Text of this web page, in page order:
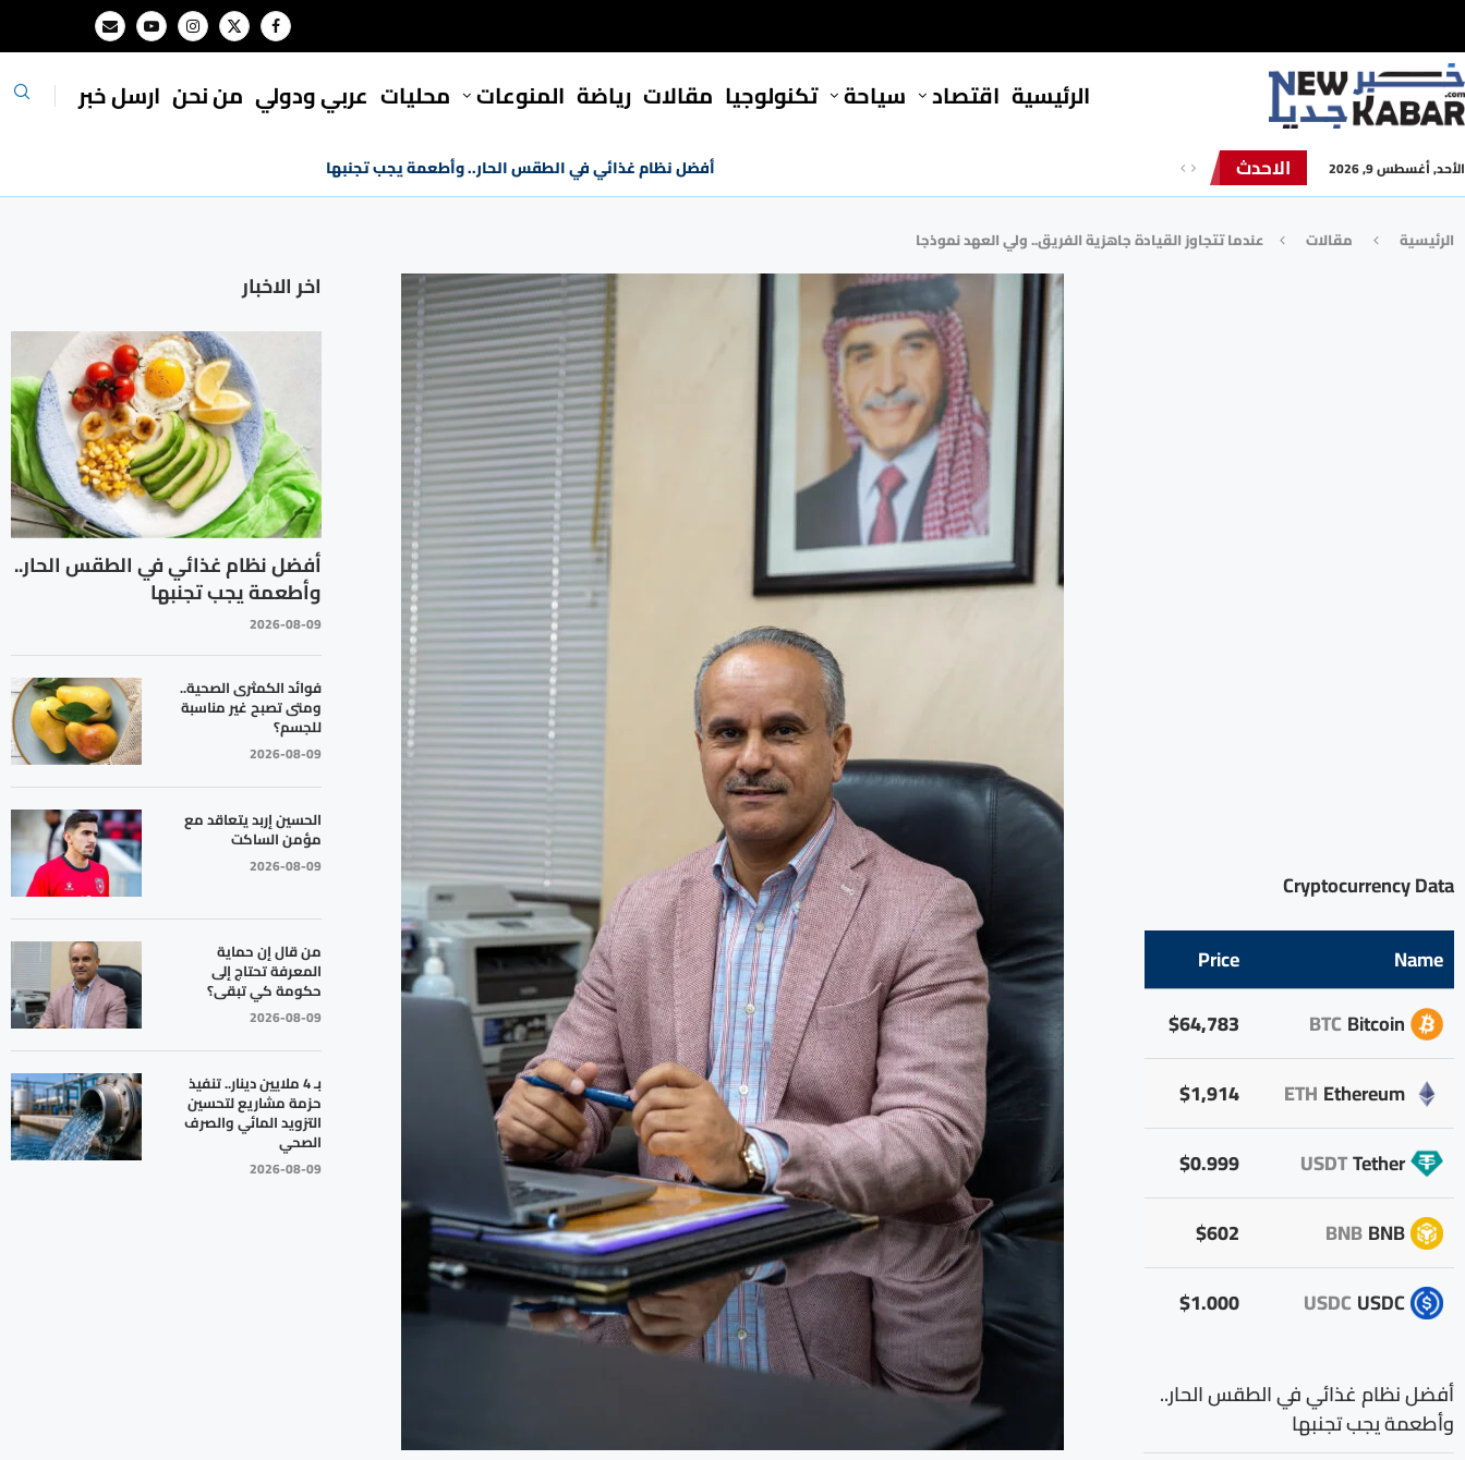
الرئيسية ⁠اقتصاد سياحة تكنولوجيا مقالات رياضة المنوعات محليات ⁠عربي ودولي من نحن ارسل خبر
الأحد, أغسطس 9, 2026 الاحدث أفضل نظام غذائي في الطقس الحار.. وأطعمة يجب تجنبها
الرئيسية مقالات عندما تتجاوز القيادة جاهزية الفريق.. ولي العهد نموذجا
اخر الاخبار
أفضل نظام غذائي في الطقس الحار..
وأطعمة يجب تجنبها
2026-08-09
فوائد الكمثرى الصحية..
ومتى تصبح غير مناسبة
للجسم؟
2026-08-09
الحسين إربد يتعاقد مع
مؤمن الساكت
2026-08-09
من قال إن حماية
المعرفة تحتاج إلى
حكومة كي تبقى؟
2026-08-09
بـ 4 ملايين دينار.. تنفيذ
حزمة مشاريع لتحسين
التزويد المائي والصرف
الصحي
2026-08-09
Cryptocurrency Data
Name
Price
Bitcoin
BTC
$64,783
Ethereum
ETH
$1,914
Tether
USDT
$0.999
BNB
BNB
$602
USDC
USDC
$1.000
أفضل نظام غذائي في الطقس الحار..
وأطعمة يجب تجنبها